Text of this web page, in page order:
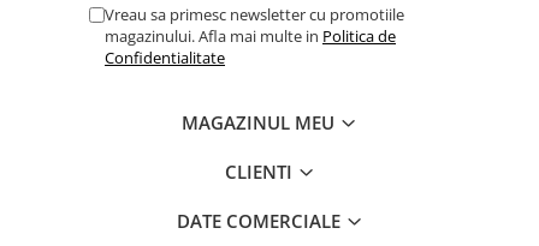
Fierastraie electrice circulare
Fierastraie electrice pendulare
Fierastraie pendulare cu
Fierastraie pendulare electrice tip
Masini de gaurit si insurubat cu
Vreau sa primesc newsletter cu promotiile
magazinului. Afla mai multe in Politica de
Confidentialitate
MAGAZINUL MEU
CLIENTI
DATE COMERCIALE